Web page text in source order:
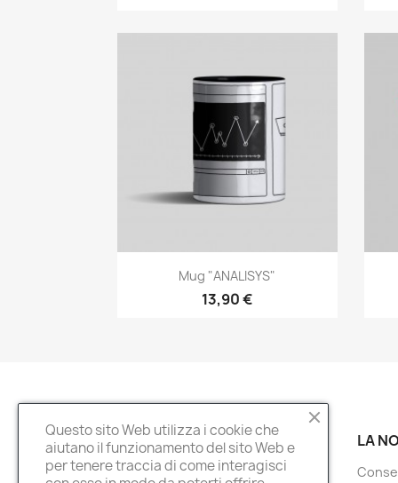
Anteprima
Mug "ANALISYS"
13,90 €
PRODOTTI
Offerte
LA
Questo sito Web utilizza i cookie che
aiutano il funzionamento del sito Web e
per tenere traccia di come interagisci